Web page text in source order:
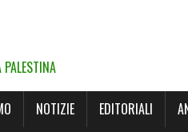
NOTIZIE EDITORIALI